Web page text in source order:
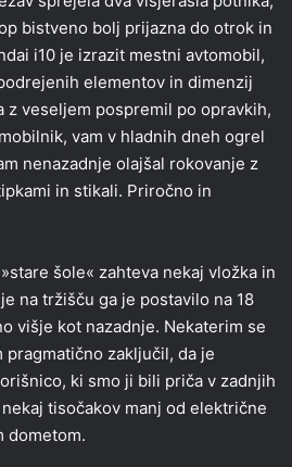
bistveno bolj prijazna do otrok in
i10 je izrazit mestni avtomobil,
elementov in dimenzij
z veseljem pospremil po opravkih,
vam v hladnih dneh ogrel
nenazadnje olajšal rokovanje z
in stikali. Priročno in
šole« zahteva nekaj vložka in
na tržišču ga je postavilo na 18
višje kot nazadnje. Nekaterim se
pragmatično zaključil, da je
ki smo ji bili priča v zadnjih
tisočakov manj od električne
dometom.